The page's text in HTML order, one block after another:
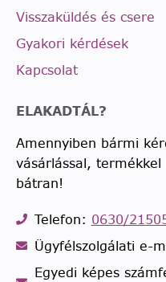
Visszaküldés és csere
Gyakori kérdések
Kapcsolat
ELAKADTÁL?
Amennyiben bármi
vásárlással,
bátran!
Telefon: 0630/
Ügyfélszolgálati e-
Egyedi képes